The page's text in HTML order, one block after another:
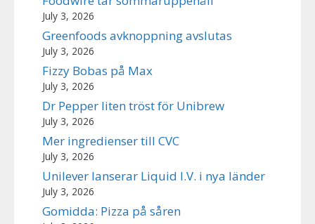
July 3, 2026
Greenfoods avknoppning avslutas
July 3, 2026
Fizzy Bobas på Max
July 3, 2026
Dr Pepper liten tröst för Unibrew
July 3, 2026
Mer ingredienser till CVC
July 3, 2026
Unilever lanserar Liquid I.V. i nya länder
July 3, 2026
Gomidda: Pizza på såren